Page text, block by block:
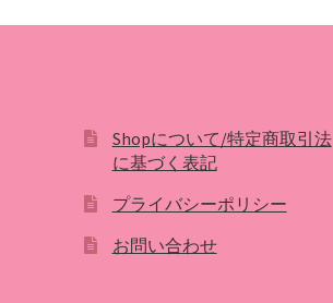
Shopについて/特定商取引法
に基づく表記
プライバシーポリシー
お問い合わせ